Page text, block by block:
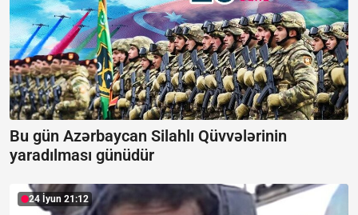
Bu gün Azərbaycan Silahlı Qüvvələrinin
yaradılması günüdür
24 İyun 21:12